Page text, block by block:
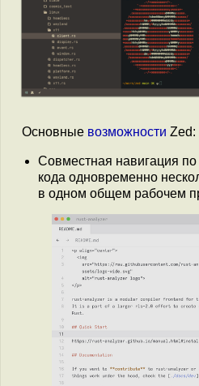
Основные возможности Zed:
Совместная навигация
кода одновременно
в одном общем рабочем